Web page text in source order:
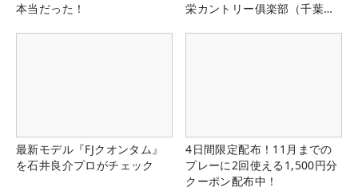
本当だった！
栄カントリー俱楽部（千葉
最新モデル『FJクオンタム』
を石井良介プロがチェック
4日間限定配布！11月までの
プレーに2回使える1,500円分
クーポン配布中！